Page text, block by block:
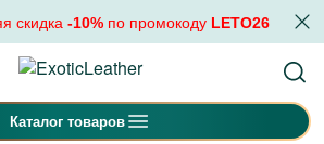
скидка -10%по промокоду LETO26
Каталог товаров